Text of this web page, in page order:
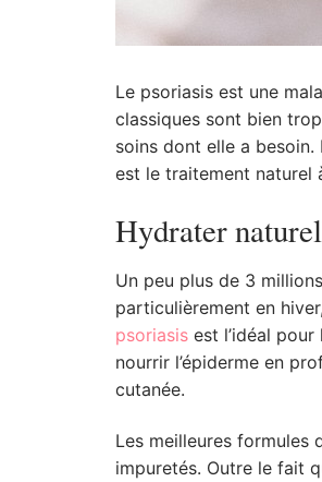
Le psoriasis est une
classiques sont bien
soins dont elle a besoin.
est le traitement naturel
Hydrater
Un peu plus de 3
particulièrement en
psoriasisest l’idéal pour
nourrir l’épiderme en
cutanée.
Les meilleures formules
impuretés. Outre le fait